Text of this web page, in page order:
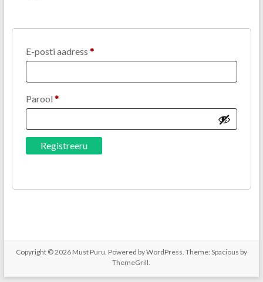
E-posti aadress *
Parool *
Registreeru
Copyright © 2026 Must Puru. Powered byWordPress. Theme: Spacious by
ThemeGrill.